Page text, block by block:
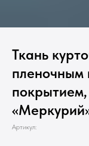
Ткань
пленочным
Артикул: